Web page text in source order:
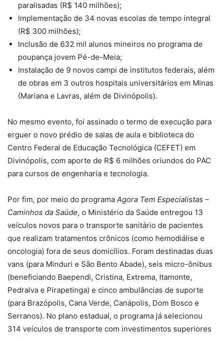
paralisadas (R$ 140 milhões);
Implementação de 34 novas escolas de tempo integral
(R$ 300 milhões);
Inclusão de 632 mil alunos mineiros no programa de
poupança jovem Pé-de-Meia;
Instalação de 9 novos campi de institutos federais, além
de obras em 3 outros hospitais universitários em Minas
(Mariana e Lavras, além de Divinópolis).
No mesmo evento, foi assinado o termo de execução para
erguer o novo prédio de salas de aula e biblioteca do
Centro Federal de Educação Tecnológica (CEFET) em
Divinópolis, com aporte de R$ 6 milhões oriundos do PAC
para cursos de engenharia e tecnologia.
Por fim, por meio do programa Agora Tem Especialistas –
Caminhos da Saúde, o Ministério da Saúde entregou 13
veículos novos para o transporte sanitário de pacientes
que realizam tratamentos crônicos (como hemodiálise e
oncologia) fora de seus domicílios. Foram destinadas duas
vans (para Minduri e São Bento Abade), seis micro-ônibus
(beneficiando Baependi, Cristina, Extrema, Itamonte,
Pedralva e Pirapetinga) e cinco ambulâncias de suporte
(para Brazópolis, Cana Verde, Canápolis, Dom Bosco e
Serranos). No plano estadual, o programa já selecionou
314 veículos de transporte com investimentos superiores